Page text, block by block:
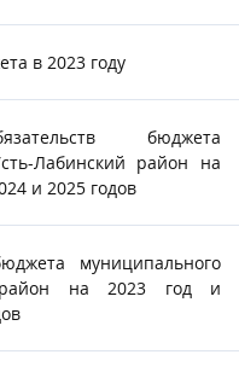
в 2023 году
бюджета
Лабинский район на
и 2025 годов
муниципального
район на 2023 год и